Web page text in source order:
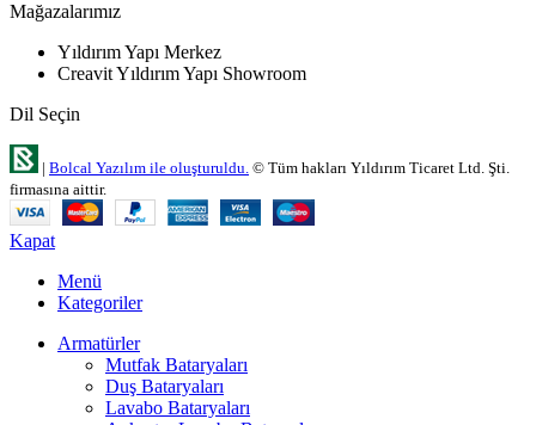
Mağazalarımız
Yıldırım Yapı Merkez
Creavit Yıldırım Yapı Showroom
Dil Seçin
| Bolcal Yazılım ile oluşturuldu. © Tüm hakları Yıldırım Ticaret Ltd. Şti.
firmasına aittir.
Kapat
Menü
Kategoriler
Armatürler
Mutfak Bataryaları
Duş Bataryaları
Lavabo Bataryaları